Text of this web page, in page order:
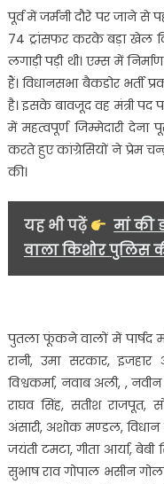
पूर्व में जर्मनी दौरे पर जाने
74 ट्रांसफर करके बड़ा खेल
लगाड़ी पड़ी थी। एम्स में
हैं। विधानसभा बैकडोर भर्ती
है। इसके बावजूद वह मंत्री पद
में महत्वपूर्ण जिम्मेदारी देना
करते हुए कांग्रेसियों ने प्रेम
की।
यह भी पढ़ें
मां की
वाला किशोर पुलिस
पुतला फूंकने वालों में पार्षद
रानी, उमा सरकार,
विश्वकर्मा, नवाब अली, ,
राघव सिंह, सतीश राजपूत,
अंसारी, अशोक मण्डल,
जयंती टमटा, गीता आर्या,
सुभाष राव गोपाल भसीन